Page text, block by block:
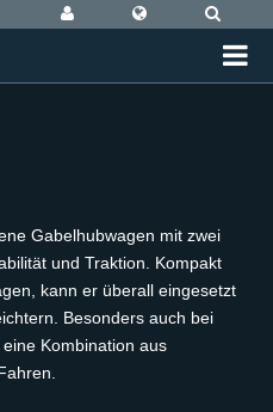
Gabelhubwagen mit zwei
und Traktion. Kompakt
kann er überall eingesetzt
Besonders auch bei
Kombination aus